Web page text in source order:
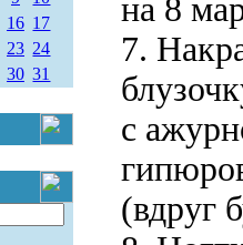
16 17
23 24
30 31
на 8
7.
с
(вдруг